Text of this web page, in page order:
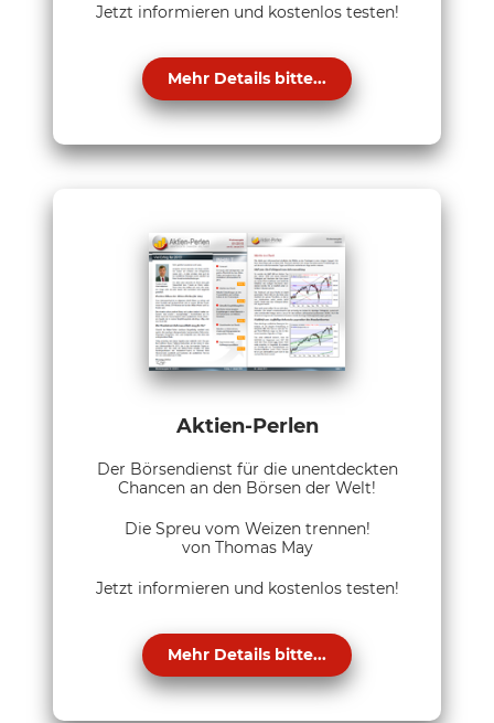
Jetzt informieren und kostenlos testen!
Mehr Details bitte...
Aktien-Perlen
Der Börsendienst für die unentdeckten
Chancen an den Börsen der Welt!
Die Spreu vom Weizen trennen!
von Thomas May
Jetzt informieren und kostenlos testen!
Mehr Details bitte...